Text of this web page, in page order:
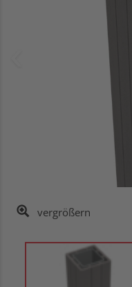
vergrößern